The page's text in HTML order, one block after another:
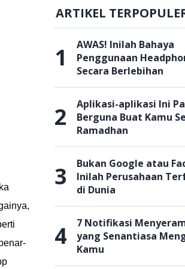
ARTIKEL
1
AWAS! Inilah Bahaya
Penggunaan
Secara Berlebihan
2
Aplikasi-aplikasi Ini
Berguna Buat Kamu
Ramadhan
3
Bukan Google atau
Inilah Perusahaan
di Dunia
4
7 Notifikasi
yang Senantiasa
Kamu